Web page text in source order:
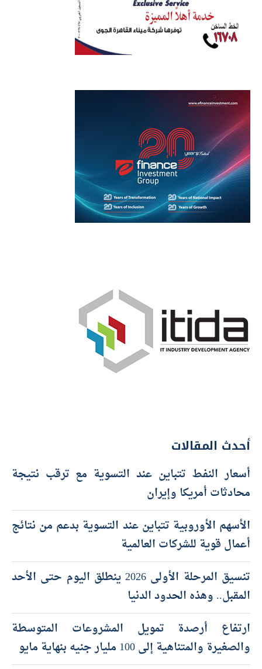
أحدث المقالات
أسعار النفط تتباين عند التسوية مع ترقب نتيجة
محادثات أمريكا وإيران
الأسهم الأوروبية تتباين عند التسوية بدعم من نتائج
أعمال قوية للشركات العالمية
تنسيق المرحلة الأولى 2026 ينطلق اليوم حتى الأحد
المقبل.. وهذه الحدود الدنيا
ارتفاع أرصدة تمويل المشروعات المتوسطة
والصغيرة والمتناهية إلى 100 مليار جنيه بنهاية مايو